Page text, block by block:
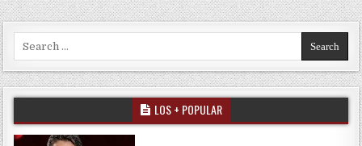
Search for:
LOS + POPULAR